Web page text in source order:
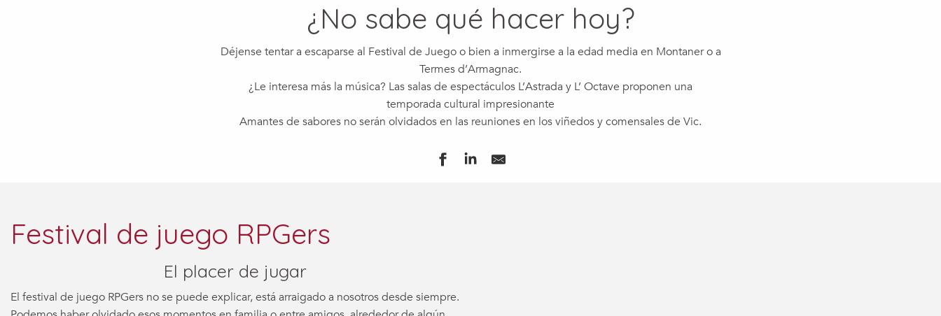
¿No sabe qué hacer hoy?
Déjense tentar a escaparse al Festival de Juego o bien a inmergirse a la edad media en Montaner o a
Termes d’Armagnac.
¿Le interesa más la música? Las salas de espectáculos L’Astrada y L’ Octave proponen una
temporada cultural impresionante
Amantes de sabores no serán olvidados en las reuniones en los viñedos y comensales de Vic.
Festival de juego RPGers
El placer de jugar
El festival de juego RPGers no se puede explicar, está arraigado a nosotros desde siempre.